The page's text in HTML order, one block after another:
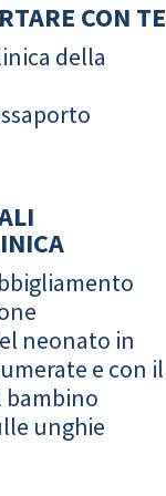
CON TE
della
neonato in
e con il
bambino
unghie